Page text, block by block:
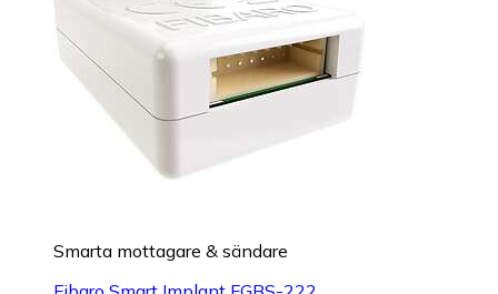
Smarta mottagare & sändare